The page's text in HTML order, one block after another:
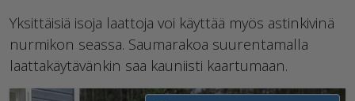
Yksittäisiä isoja laattoja voi käyttää myös astinkivinä
nurmikon seassa. Saumarakoa suurentamalla
laattakäytävänkin saa kauniisti kaartumaan.